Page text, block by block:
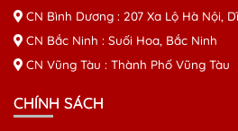
CN Bình Dương : 207 Xa Lộ Hà Nội,
CN Bắc Ninh : Suối Hoa, Bắc Ninh
CN Vũng Tàu : Thành Phố Vũng Tàu
CHÍNH SÁCH